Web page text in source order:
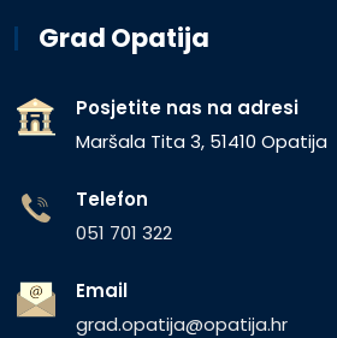
Grad Opatija
Posjetite nas na adresi
Maršala Tita 3, 51410 Opatija
Telefon
051 701 322
Email
grad.opatija@opatija.hr